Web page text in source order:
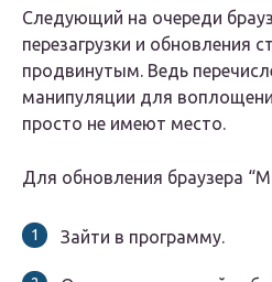
Следующий на очереди
перезагрузки и обновления
продвинутым. Ведь
манипуляции для
просто не имеют место.
Для обновления браузера
Зайти в программу.